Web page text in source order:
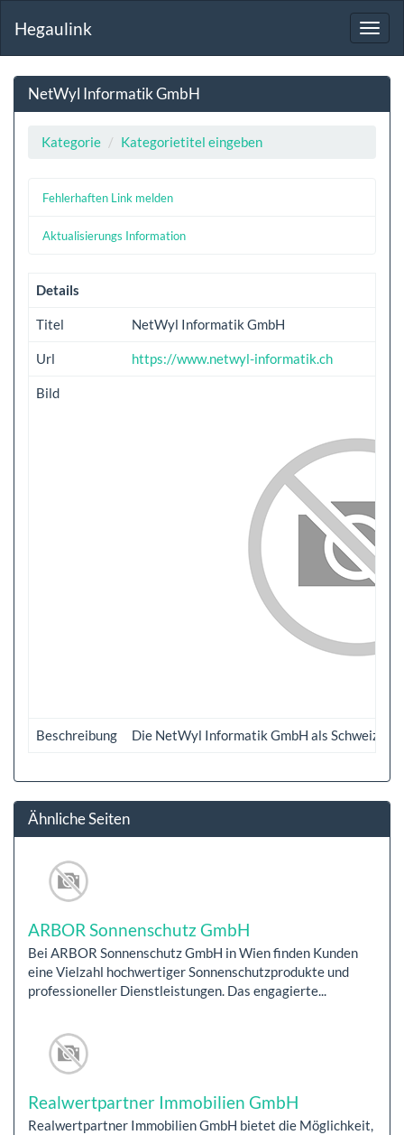
Hegaulink
NetWyl Informatik GmbH
Kategorie Kategorietitel eingeben
Fehlerhaften Link melden
Aktualisierungs Information
Details
Titel NetWyl Informatik GmbH
Url https://www.netwyl-informatik.ch
Bild
Beschreibung Die NetWyl Informatik GmbH als Schweizer
Ähnliche Seiten
ARBOR Sonnenschutz GmbH
Bei ARBOR Sonnenschutz GmbH in Wien finden Kunden
eine Vielzahl hochwertiger Sonnenschutzprodukte und
professioneller Dienstleistungen. Das engagierte...
Realwertpartner Immobilien GmbH
Realwertpartner Immobilien GmbH bietet die Möglichkeit,